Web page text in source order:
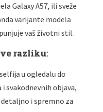
Galaxy A57, ili sveže
varijante modela
vaš životni stil.
razliku:
u ogledalu do
svakodnevnih objava,
i spremno za